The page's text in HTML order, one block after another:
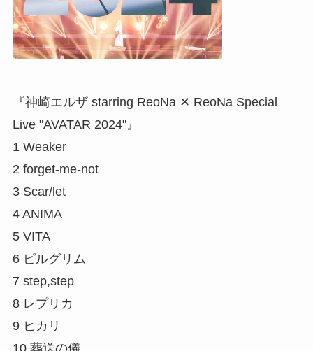
『神崎エルザ starring ReoNa ✕ ReoNa Special
Live "AVATAR 2024"』
1 Weaker
2 forget-me-not
3 Scar/let
4 ANIMA
5 VITA
6 ピルグリム
7 step,step
8 レプリカ
9 ヒカリ
10 葬送の儀